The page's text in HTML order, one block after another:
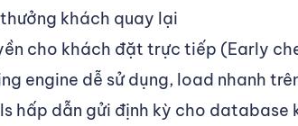
khách quay lại
cho khách đặt trực tiếp (Early
engine dễ sử dụng, load nhanh
hấp dẫn gửi định kỳ cho database